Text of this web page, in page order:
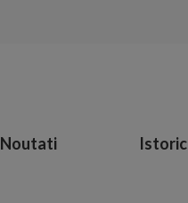
Noutati Istoric